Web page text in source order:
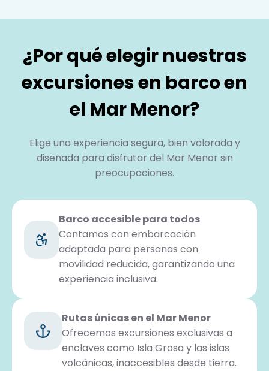
¿Por qué elegir nuestras
excursiones en barco en
el Mar Menor?
Elige una experiencia segura, bien valorada y
diseñada para disfrutar del Mar Menor sin
preocupaciones.
Barco accesible para todos
Contamos con embarcación
adaptada para personas con
movilidad reducida, garantizando una
experiencia inclusiva.
Rutas únicas en el Mar Menor
Ofrecemos excursiones exclusivas a
enclaves como Isla Grosa y las islas
volcánicas, inaccesibles desde tierra.